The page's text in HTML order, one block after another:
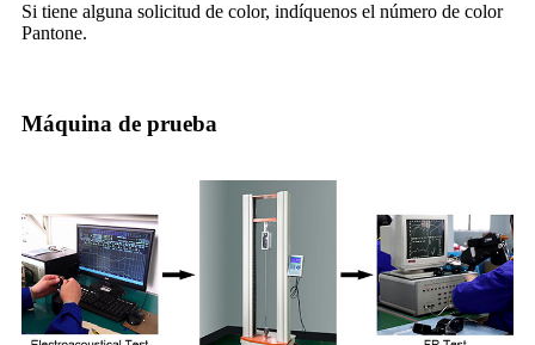
Si tiene alguna solicitud de color, indíquenos el número de color
Pantone.
Máquina de prueba